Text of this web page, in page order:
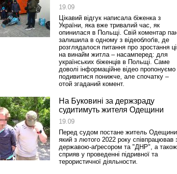
19.09
Цікавий відгук написала біженка з
України, яка вже тривалий час, як
опинилася в Польщі. Свій коментар
залишила в одному з відеоблоґів, де
розглядалося питання про зростання
на винайм житла – насамперед: для
українських біженців в Польщі. Саме
доволі інформаційне відео пропонуємо
подивитися понижче, але спочатку –
отой згаданий комент.
На Буковині за держзраду
судитимуть жителя Одещини
19.09
Перед судом постане житель
який з лютого 2022 року співпрацював
державою-аґресором та "ДНР", а також
сприяв у проведенні підривної та
терористичної діяльности.